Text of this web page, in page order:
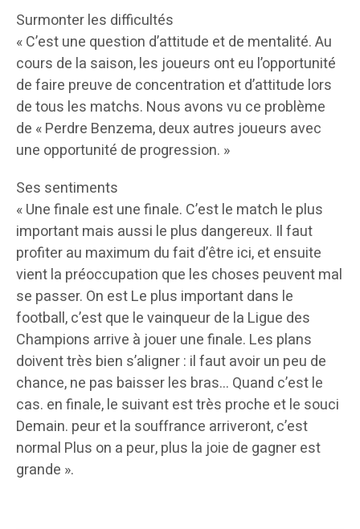
Surmonter les difficultés
« C’est une question d’attitude et de mentalité. Au
cours de la saison, les joueurs ont eu l’opportunité
de faire preuve de concentration et d’attitude lors
de tous les matchs. Nous avons vu ce problème
de « Perdre Benzema, deux autres joueurs avec
une opportunité de progression. »
Ses sentiments
« Une finale est une finale. C’est le match le plus
important mais aussi le plus dangereux. Il faut
profiter au maximum du fait d’être ici, et ensuite
vient la préoccupation que les choses peuvent mal
se passer. On est Le plus important dans le
football, c’est que le vainqueur de la Ligue des
Champions arrive à jouer une finale. Les plans
doivent très bien s’aligner : il faut avoir un peu de
chance, ne pas baisser les bras… Quand c’est le
cas. en finale, le suivant est très proche et le souci
Demain. peur et la souffrance arriveront, c’est
normal Plus on a peur, plus la joie de gagner est
grande ».